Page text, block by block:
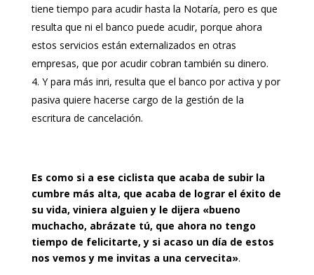
tiene tiempo para acudir hasta la Notaría, pero es que
resulta que ni el banco puede acudir, porque ahora
estos servicios están externalizados en otras
empresas, que por acudir cobran también su dinero.
Y para más inri, resulta que el banco por activa y por
pasiva quiere hacerse cargo de la gestión de la
escritura de cancelación.
Es como si a ese ciclista que acaba de subir la
cumbre más alta, que acaba de lograr el éxito de
su vida, viniera alguien y le dijera «bueno
muchacho, abrázate tú, que ahora no tengo
tiempo de felicitarte, y si acaso un día de estos
nos vemos y me invitas a una cervecita».